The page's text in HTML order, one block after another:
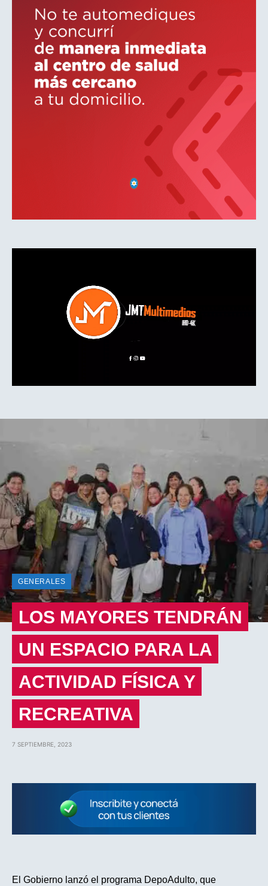
GENERALES
LOS MAYORES TENDRÁN
UN ESPACIO PARA LA
ACTIVIDAD FÍSICA Y
RECREATIVA
7 SEPTIEMBRE, 2023
El Gobierno lanzó el programa DepoAdulto, que